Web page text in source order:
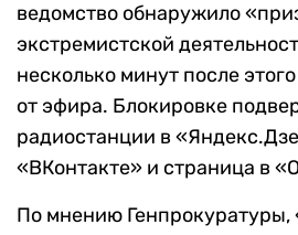
ведомство обнаружило
экстремистской
несколько минут после
от эфира. Блокировке
радиостанции в
«ВКонтакте» и страница в
По мнению